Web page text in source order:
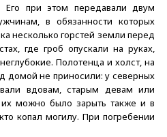
Его при этом передавали двум
в обязанности которых
несколько горстей земли перед
где гроб опускали на руках,
Полотенца и холст, на
домой не приносили: у северных
вдовам, старым девам или
можно было зарыть также и в
копал могилу. При погребении